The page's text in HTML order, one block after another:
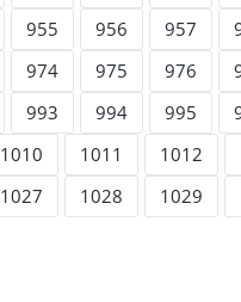
955 956 957
974 975 976
993 994 995
1010 1011 1012
1027 1028 1029